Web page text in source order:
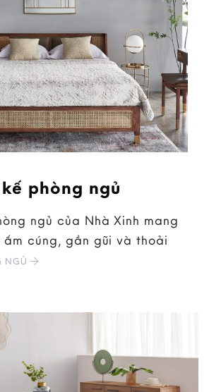
phòng ngủ
ngủ của Nhà Xinh mang
cúng, gần gũi và thoải
NGỦ